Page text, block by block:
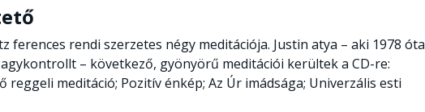
ferences rendi szerzetes négy meditációja. Justin atya – aki 1978 óta
– következő, gyönyörű meditációi kerültek a CD-re:
reggeli meditáció; Pozitív énkép; Az Úr imádsága; Univerzális esti